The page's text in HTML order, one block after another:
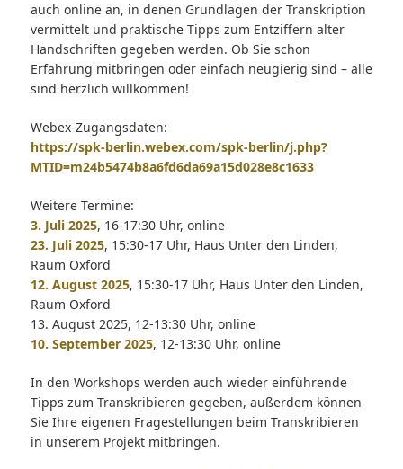
auch online an, in denen Grundlagen der Transkription
vermittelt und praktische Tipps zum Entziffern alter
Handschriften gegeben werden. Ob Sie schon
Erfahrung mitbringen oder einfach neugierig sind – alle
sind herzlich willkommen!
Webex-Zugangsdaten:
https://spk-berlin.webex.com/spk-berlin/j.php?
MTID=m24b5474b8a6fd6da69a15d028e8c1633
Weitere Termine:
3. Juli 2025, 16-17:30 Uhr, online
23. Juli 2025, 15:30-17 Uhr, Haus Unter den Linden,
Raum Oxford
12. August 2025, 15:30-17 Uhr, Haus Unter den Linden,
Raum Oxford
13. August 2025, 12-13:30 Uhr, online
10. September 2025, 12-13:30 Uhr, online
In den Workshops werden auch wieder einführende
Tipps zum Transkribieren gegeben, außerdem können
Sie Ihre eigenen Fragestellungen beim Transkribieren
in unserem Projekt mitbringen.